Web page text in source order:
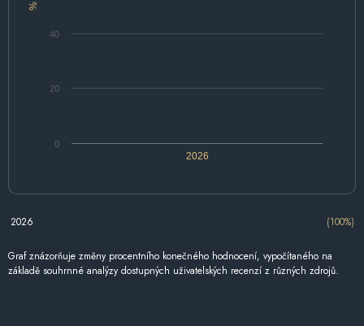
%
2026
0
20
40
2026 (100%)
Graf znázorňuje změny procentního konečného hodnocení, vypočítaného na
základě souhrnné analýzy dostupných uživatelských recenzí z různých zdrojů.